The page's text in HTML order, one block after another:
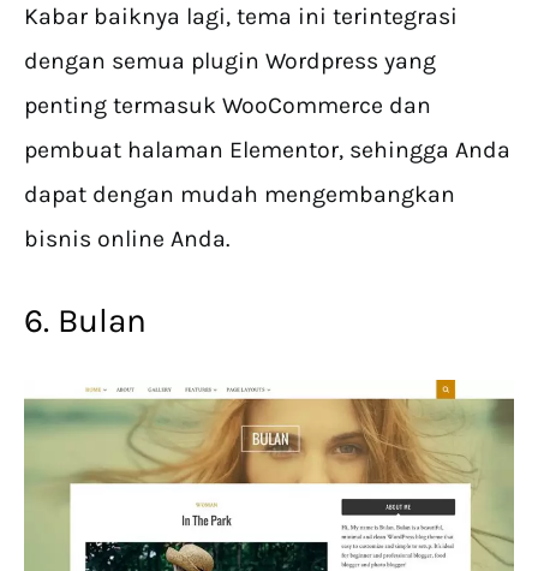
Kabar baiknya lagi, tema ini terintegrasi
dengan semua plugin Wordpress yang
penting termasuk WooCommerce dan
pembuat halaman Elementor, sehingga Anda
dapat dengan mudah mengembangkan
bisnis online Anda.
6. Bulan